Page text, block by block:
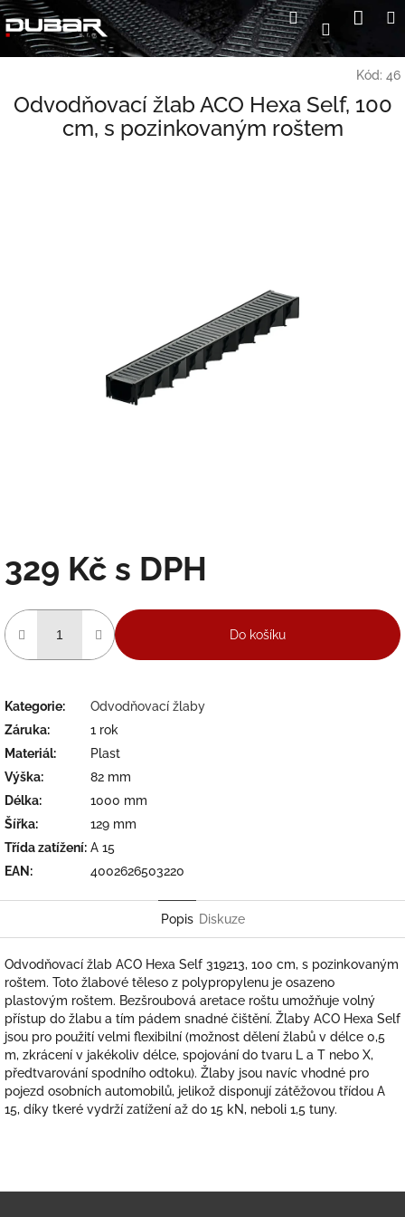
Přejít
na
obsah
Hledat
Přihlášení
Kód: 46
Odvodňovací žlab ACO Hexa Self, 100
cm, s pozinkovaným roštem
329 Kč
cena:
Do košíku
Kategorie:
Odvodňovací žlaby
Záruka:
1 rok
Materiál:
Plast
Výška:
82 mm
Délka:
1000 mm
Šířka:
129 mm
Třída zatížení: A 15
EAN : 4002626503220
Popis Diskuze
Odvodňovací žlab ACO Hexa Self 319213, 100 cm, s pozinkovaným
roštem. Toto žlabové těleso z polypropylenu je osazeno
plastovým roštem. Bezšroubová aretace roštu umožňuje volný
přístup do žlabu a tím pádem snadné čištění. Žlaby ACO Hexa Self
jsou pro použití velmi flexibilní (možnost dělení žlabů v délce 0,5
m, zkrácení v jakékoliv délce, spojování do tvaru L a T nebo X,
předtvarování spodního odtoku). Žlaby jsou navíc vhodné pro
pojezd osobních automobilů, jelikož disponují zátěžovou třídou A
15, díky tkeré vydrží zatížení až do 15 kN, neboli 1,5 tuny.